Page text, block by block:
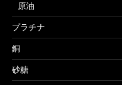
原油
プラチナ
銅
砂糖